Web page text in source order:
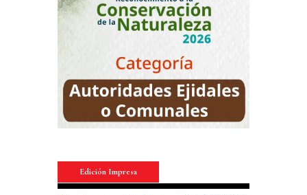
Edición Impresa